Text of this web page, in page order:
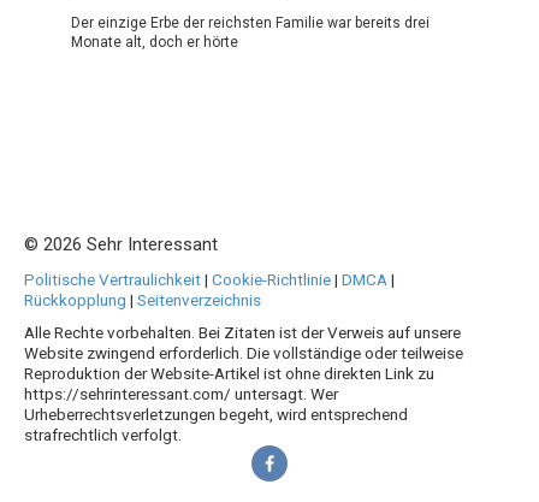
Der einzige Erbe der reichsten Familie war bereits drei
Monate alt, doch er hörte
© 2026 Sehr Interessant
Politische Vertraulichkeit| Cookie-Richtlinie| DMCA |
Rückkopplung | Seitenverzeichnis
Alle Rechte vorbehalten. Bei Zitaten ist der Verweis auf unsere
Website zwingend erforderlich. Die vollständige oder teilweise
Reproduktion der Website-Artikel ist ohne direkten Link zu
https://sehrinteressant.com/ untersagt. Wer
Urheberrechtsverletzungen begeht, wird entsprechend
strafrechtlich verfolgt.